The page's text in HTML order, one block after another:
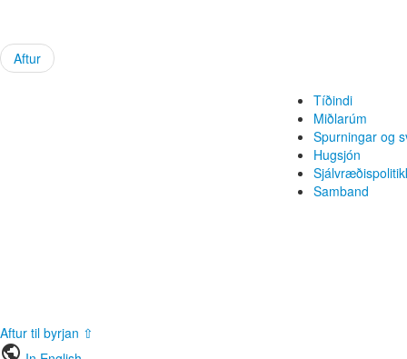
Aftur
Tíðindi
Miðlarúm
Spurningar og
Hugsjón
Samband
Aftur til byrjan ⇧
public